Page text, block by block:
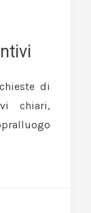
di
chiari,